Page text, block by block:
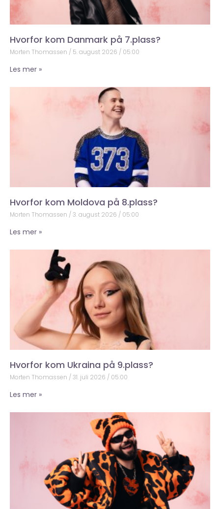
Hvorfor kom Danmark på 7.plass?
Morten Thomassen 5. august 2026 05:00
Les mer »
Hvorfor kom Moldova på 8.plass?
Morten Thomassen 3. august 2026 05:00
Les mer »
Hvorfor kom Ukraina på 9.plass?
Morten Thomassen 31. juli 2026 05:00
Les mer »